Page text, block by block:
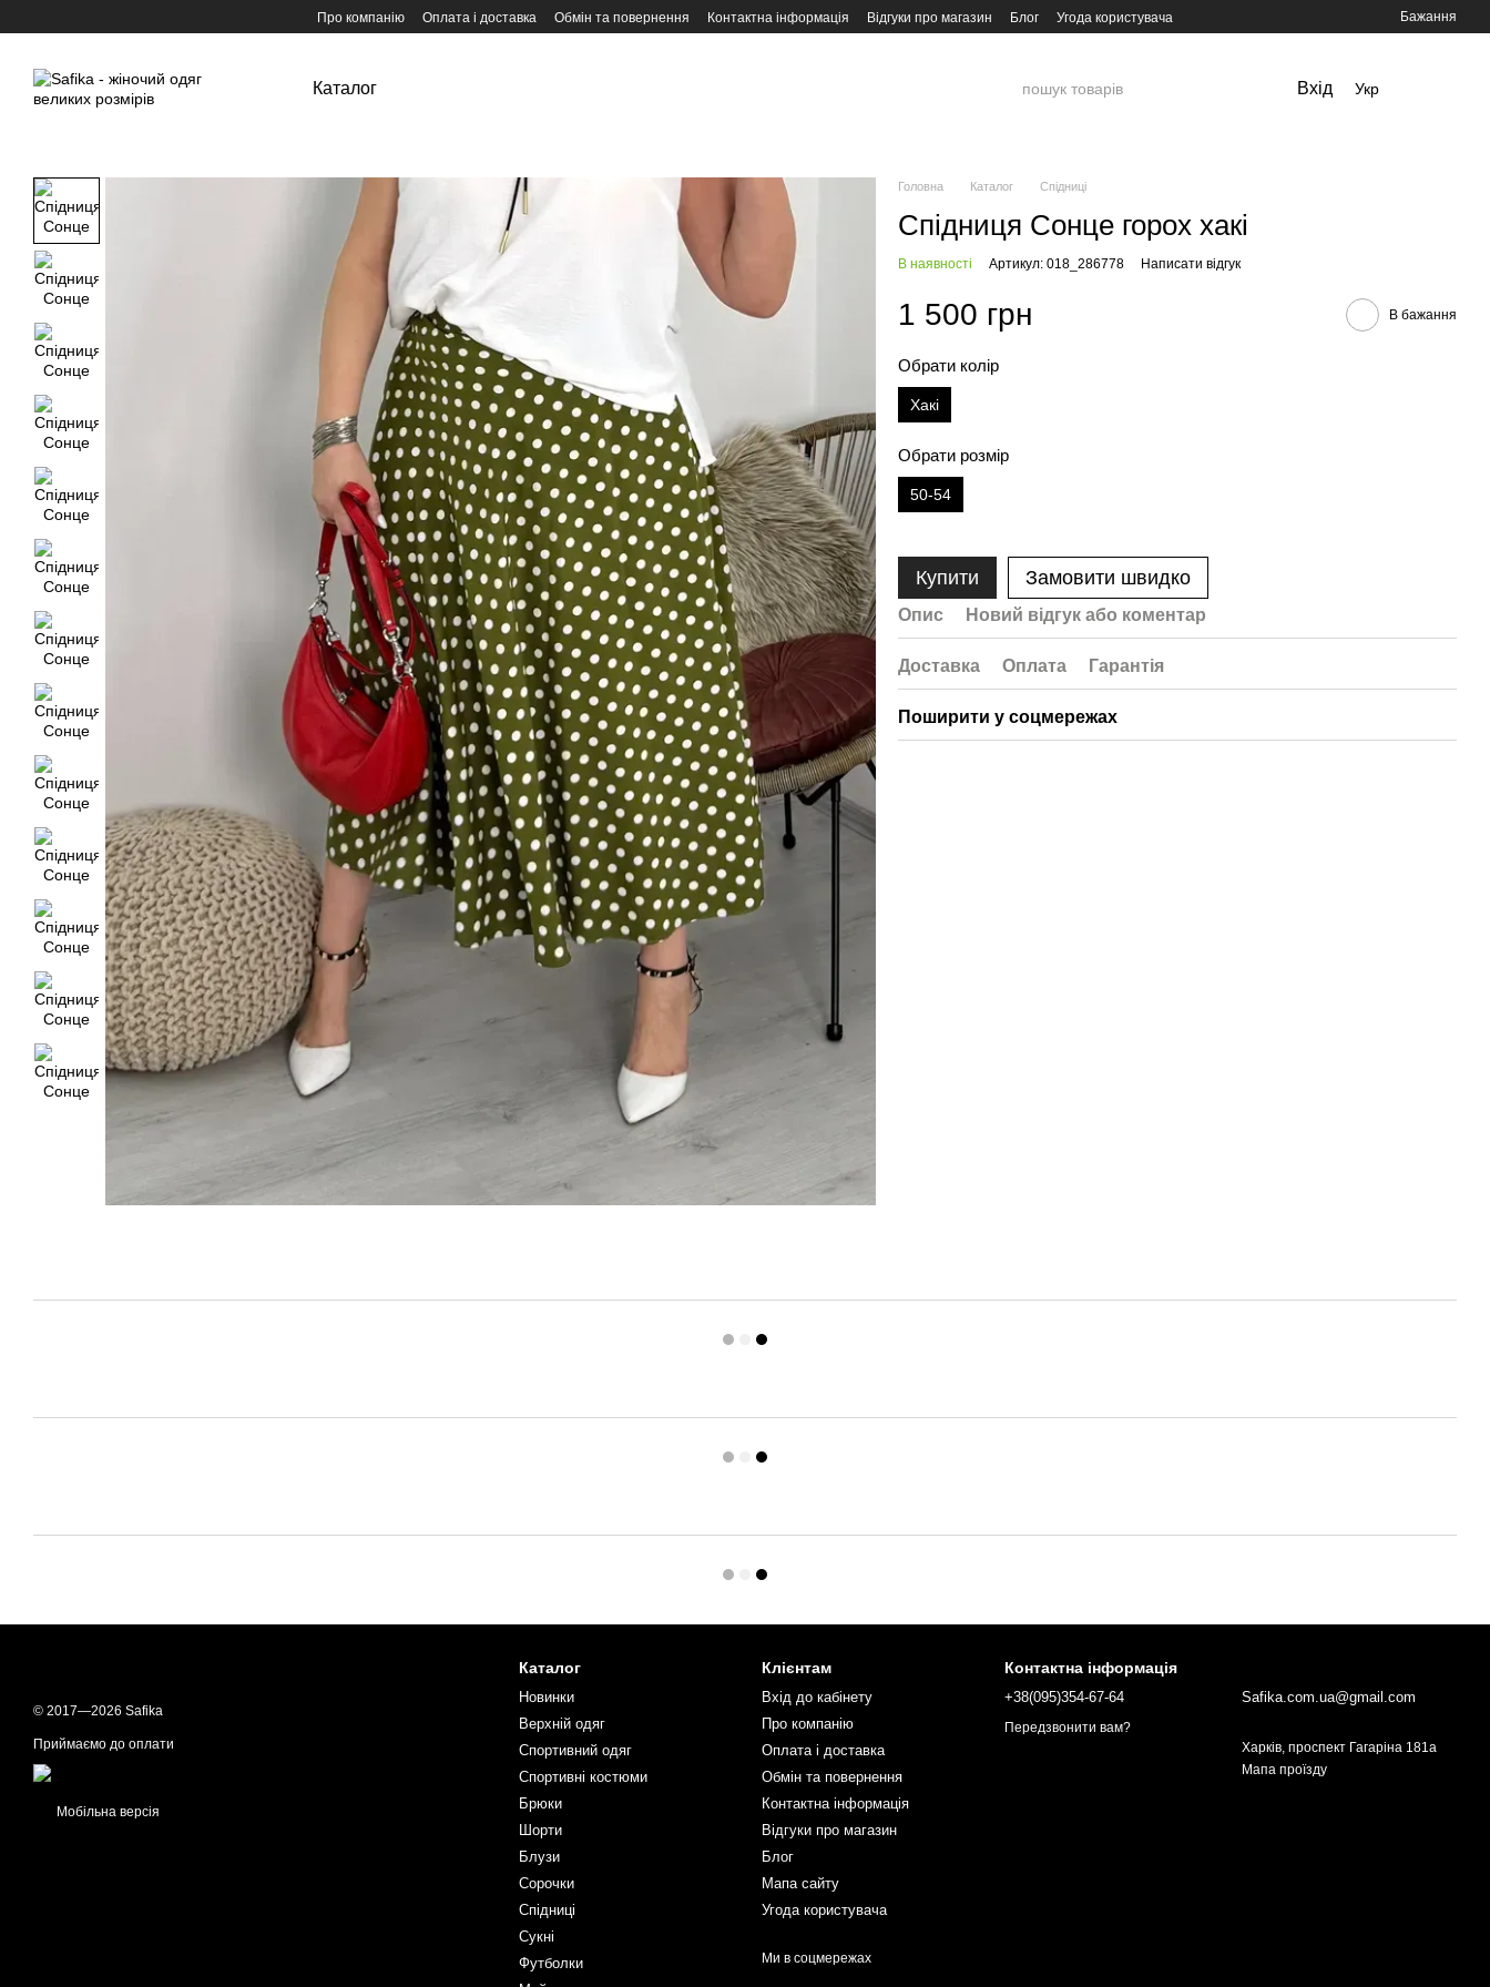
Про компанію Оплата і доставка Обмін та повернення Контактна інформація Відгуки про магазин Блог Угода користувача Бажання
Каталог Вхід Укр
Головна Каталог Спідниці
Спідниця Сонце горох хакі
В наявності Артикул: 018_286778 Написати відгук
1 500 грн В бажання
Обрати колір
Хакі
Обрати розмір
50-54
Купити Замовити швидко
Опис Новий відгук або коментар
Доставка Оплата Гарантія
Поширити у соцмережах
© 2017—2026 Safika
Приймаємо до оплати
Мобільна версія
Каталог
Новинки
Верхній одяг
Спортивний одяг
Спортивні костюми
Брюки
Шорти
Блузи
Сорочки
Спідниці
Сукні
Футболки
Клієнтам
Вхід до кабінету
Про компанію
Оплата і доставка
Обмін та повернення
Контактна інформація
Відгуки про магазин
Блог
Мапа сайту
Угода користувача
Ми в соцмережах
Контактна інформація
+38(095)354-67-64
Передзвонити вам?
Safika.com.ua@gmail.com
Харків, проспект Гагаріна 181а
Мапа проїзду